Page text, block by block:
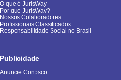
O que é JurisWay
Por que JurisWay?
Nossos Colaboradores
Profissionais Classificados
Responsabilidade Social no Brasil
Publicidade
Anuncie Conosco